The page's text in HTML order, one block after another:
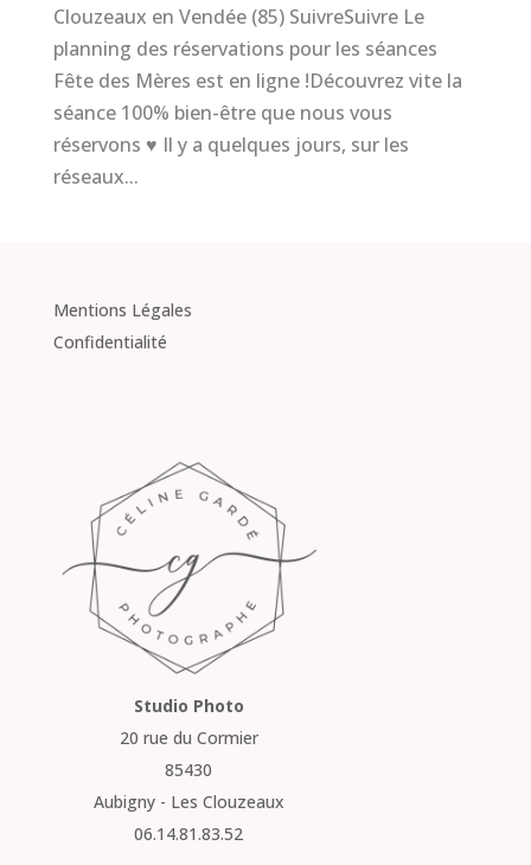
Clouzeaux en Vendée (85) SuivreSuivre Le
planning des réservations pour les séances
Fête des Mères est en ligne !Découvrez vite la
séance 100% bien-être que nous vous
réservons ♥ Il y a quelques jours, sur les
réseaux...
Mentions Légales
Confidentialité
Studio Photo
20 rue du Cormier
85430
Aubigny - Les Clouzeaux
06.14.81.83.52